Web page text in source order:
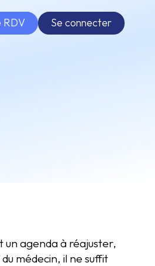
RDV Se connecter
un agenda à réajuster,
médecin, il ne suffit